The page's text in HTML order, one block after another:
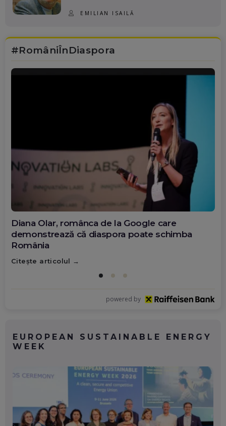
EMILIAN ISAILĂ
#RomâniÎnDiaspora
Diana Olar, românca de la Google care
demonstrează că diaspora poate schimba
România
Citește articolul
powered by
EUROPEAN SUSTAINABLE ENERGY
WEEK